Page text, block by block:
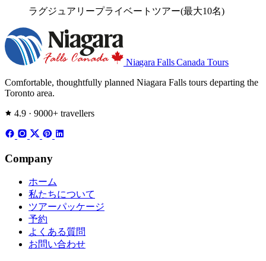
ラグジュアリープライベートツアー(最大10名)
Niagara FallsCanada Tours
Comfortable, thoughtfully planned Niagara Falls tours departing the
Toronto area.
4.9 · 9000+ travellers
Company
ホーム
私たちについて
ツアーパッケージ
予約
よくある質問
お問い合わせ